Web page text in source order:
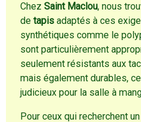
ChezSaint Maclou, nous
detapis adaptés à ces
synthétiques comme le
sont particulièrement
seulement résistants aux
mais également durables,
judicieux pour la salle à
Pour ceux qui recherchent